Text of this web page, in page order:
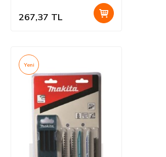
267,37 TL
Yeni